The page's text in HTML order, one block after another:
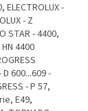
ELECTROLUX -
- Z
STAR - 4400,
4400
D 600...609 -
- P 57,
E49,